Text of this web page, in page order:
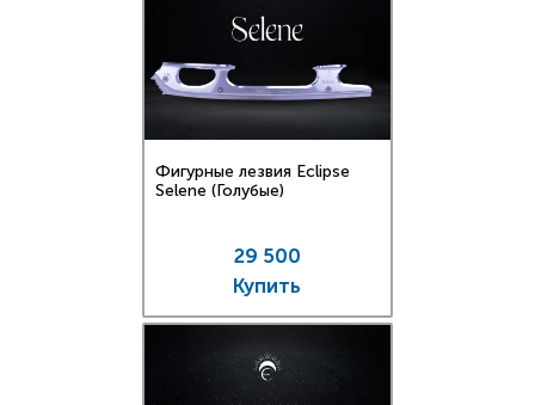
Фигурные лезвия Eclipse
Selene (Голубые)
29 500
Купить